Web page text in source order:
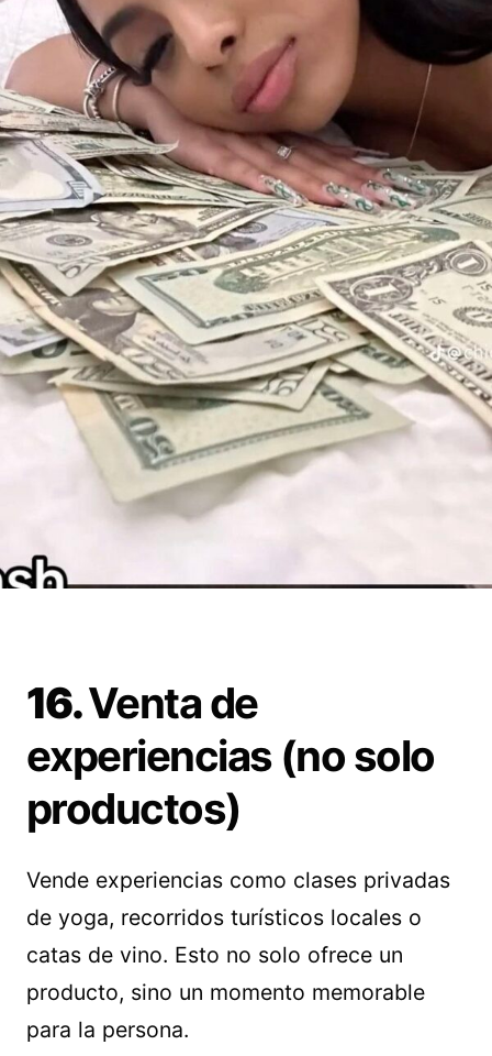
16.Venta de
experiencias (no solo
productos)
Vende experiencias como clases privadas
de yoga, recorridos turísticos locales o
catas de vino. Esto no solo ofrece un
producto, sino un momento memorable
para la persona.